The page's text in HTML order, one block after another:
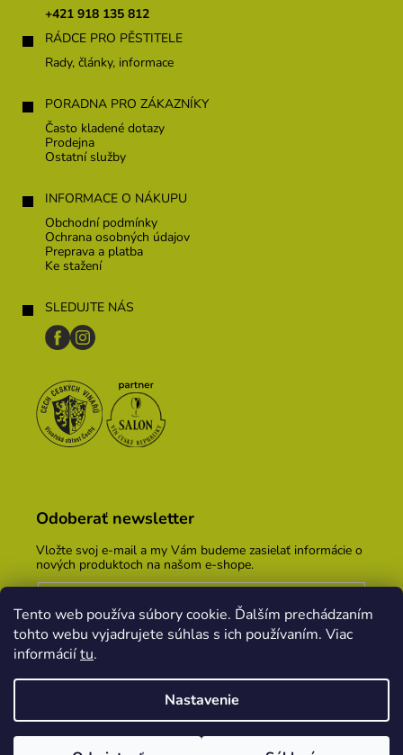
Tento web používa súbory cookie. Ďalším prechádzaním
tohto webu vyjadrujete súhlas s ich používaním. Viac
informáciítu.
Nastavenie
+421 918 135 812
RÁDCE PRO PĚSTITELE
Rady, články, informace
PORADNA PRO ZÁKAZNÍKY
Často kladené dotazy
Prodejna
Ostatní služby
INFORMACE O NÁKUPU
Obchodní podmínky
Ochrana osobných údajov
Preprava a platba
Ke stažení
SLEDUJTE NÁS
Odoberať newsletter
Vložte svoj e-mail a my Vám budeme zasielať informácie o
nových produktoch na našom e-shope.
Vložením e-mailu súhlasíte s podmienkami ochrany
osobných údajov
PRIHLÁSIŤ SA